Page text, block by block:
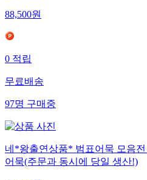
88,500원
0적립
무료배송
97명구매중
네*왕출연상품* 범표어묵 모음
어묵(주문과 동시에 당일 생산!)